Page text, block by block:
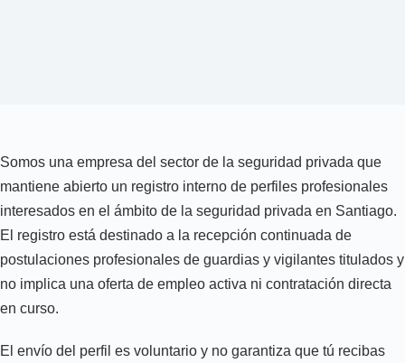
Somos una empresa del sector de la seguridad privada que
mantiene abierto un registro interno de perfiles profesionales
interesados en el ámbito de la seguridad privada en Santiago.
El registro está destinado a la recepción continuada de
postulaciones profesionales de guardias y vigilantes titulados y
no implica una oferta de empleo activa ni contratación directa
en curso.
El envío del perfil es voluntario y no garantiza que tú recibas